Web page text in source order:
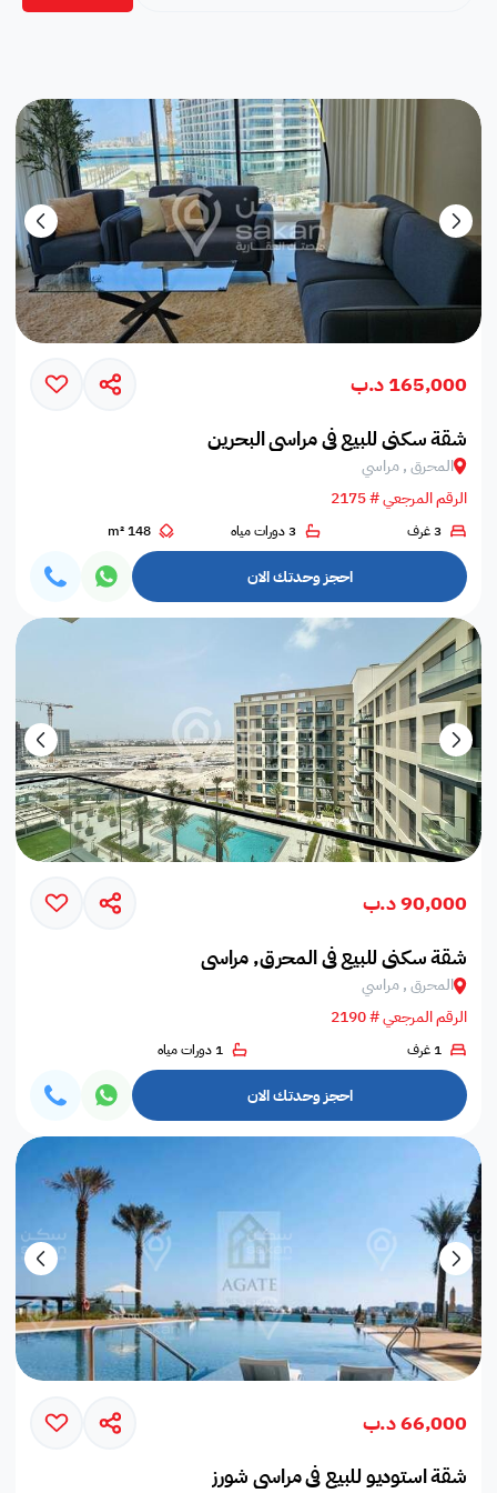
165,000 د.ب
شقة سكني للبيع في مراسي البحرين
المحرق , مراسي
الرقم المرجعي # 2175
3 غرف 3 دورات مياه 148 m²
احجز وحدتك الان
90,000 د.ب
شقة سكني للبيع في المحرق, مراسي
المحرق , مراسي
الرقم المرجعي # 2190
1 غرف 1 دورات مياه
احجز وحدتك الان
66,000 د.ب
شقة استوديو للبيع في مراسي شورز